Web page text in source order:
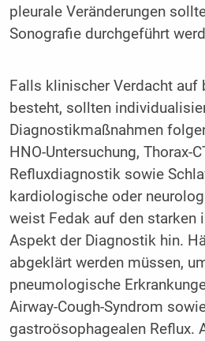
pleurale Veränderungen
Sonografie durchgeführt
Falls klinischer Verdacht auf
besteht, sollten
Diagnostikmaßnahmen
HNO-Untersuchung, Thorax-
Refluxdiagnostik sowie
kardiologische oder
weist Fedak auf den starken
Aspekt der Diagnostik hin.
abgeklärt werden müssen,
pneumologische
Airway-Cough-Syndrom
gastroösophagealen Reflux.